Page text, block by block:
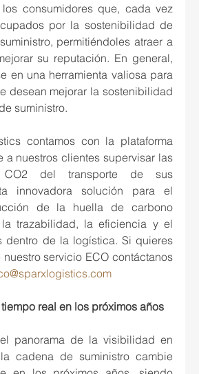
consumidores que, cada vez
por la sostenibilidad de
permitiéndoles atraer a
su reputación. En general,
en una herramienta valiosa para
desean mejorar la sostenibilidad
suministro.
contamos con la plataforma
a nuestros clientes supervisar las
CO2 del transporte de sus
innovadora solución para el
de la huella de carbono
trazabilidad, la eficiencia y el
dentro de la logística. Si quieres
servicio ECO contáctanos
panorama de la visibilidad en
cadena de suministro cambie